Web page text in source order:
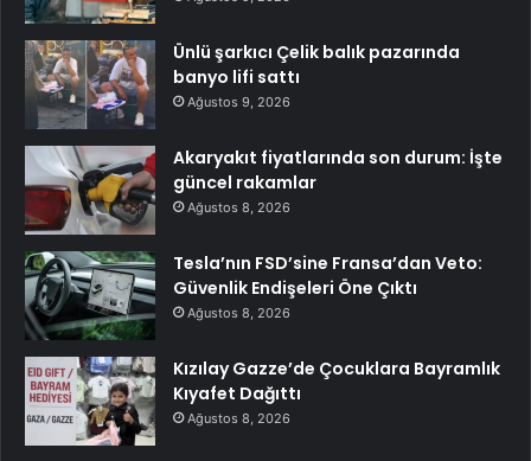
Ünlü şarkıcı Çelik balık pazarında
banyo lifi sattı
Ağustos 9, 2026
Akaryakıt fiyatlarında son durum: İşte
güncel rakamlar
Ağustos 8, 2026
Tesla’nın FSD’sine Fransa’dan Veto:
Güvenlik Endişeleri Öne Çıktı
Ağustos 8, 2026
Kızılay Gazze’de Çocuklara Bayramlık
Kıyafet Dağıttı
Ağustos 8, 2026